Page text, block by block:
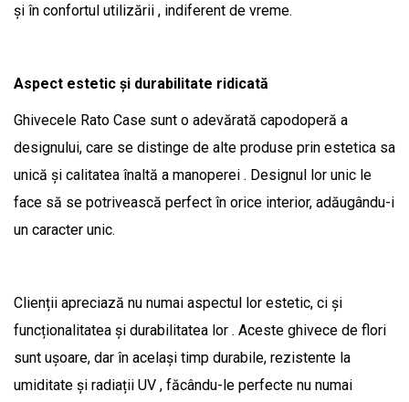
și în confortul utilizării , indiferent de vreme.
Aspect estetic și durabilitate ridicată
Ghivecele Rato Case sunt o adevărată capodoperă a
designului, care se distinge de alte produse prin estetica sa
unică și calitatea înaltă a manoperei . Designul lor unic le
face să se potrivească perfect în orice interior, adăugându-i
un caracter unic.
Clienții apreciază nu numai aspectul lor estetic, ci și
funcționalitatea și durabilitatea lor . Aceste ghivece de flori
sunt ușoare, dar în același timp durabile, rezistente la
umiditate și radiații UV , făcându-le perfecte nu numai